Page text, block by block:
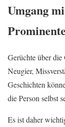
Umgang
Prominente
Gerüchte über die
Neugier,
Geschichten
die Person selbst
Es ist daher